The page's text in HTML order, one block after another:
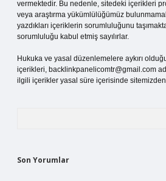
vermektedir. Bu nedenle, sitedeki içerikleri
veya araştırma yükümlülüğümüz
yazdıkları içeriklerin sorumluluğunu
sorumluluğu kabul etmiş sayılırlar.
Hukuka ve yasal düzenlemelere aykırı
içerikleri, backlinkpanelicomtr@gmail.com
ilgili içerikler yasal süre içerisinde sitemizden
Son Yorumlar